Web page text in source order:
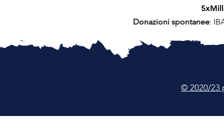
Donazioni spontanee:
© 2020/23